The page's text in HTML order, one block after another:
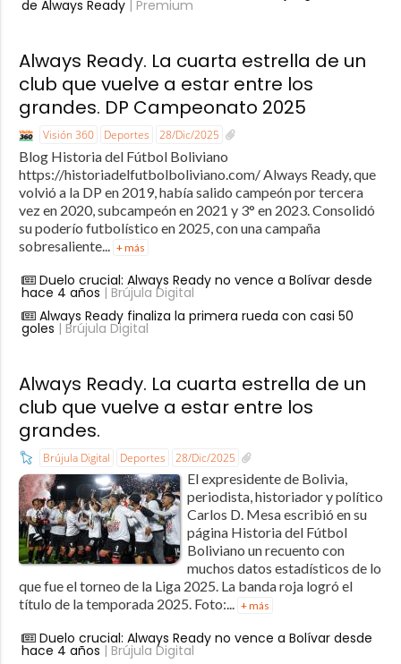
de Always Ready| Premium
Always Ready. La cuarta estrella de un
club que vuelve a estar entre los
grandes. DP Campeonato 2025
Visión 360 Deportes 28/Dic/2025
Blog Historia del Fútbol Boliviano
https://historiadelfutbolboliviano.com/ Always Ready, que
volvió a la DP en 2019, había salido campeón por tercera
vez en 2020, subcampeón en 2021 y 3° en 2023. Consolidó
su poderío futbolístico en 2025, con una campaña
sobresaliente...
+ más
Duelo crucial: Always Ready no vence a Bolívar desde
hace 4 años | Brújula Digital
Always Ready finaliza la primera rueda con casi 50
goles | Brújula Digital
Always Ready. La cuarta estrella de un
club que vuelve a estar entre los
grandes.
Brújula Digital Deportes 28/Dic/2025
El expresidente de Bolivia,
periodista, historiador y político
Carlos D. Mesa escribió en su
página Historia del Fútbol
Boliviano un recuento con
muchos datos estadísticos de lo
que fue el torneo de la Liga 2025. La banda roja logró el
título de la temporada 2025. Foto:... + más
Duelo crucial: Always Ready no vence a Bolívar desde
hace 4 años | Brújula Digital